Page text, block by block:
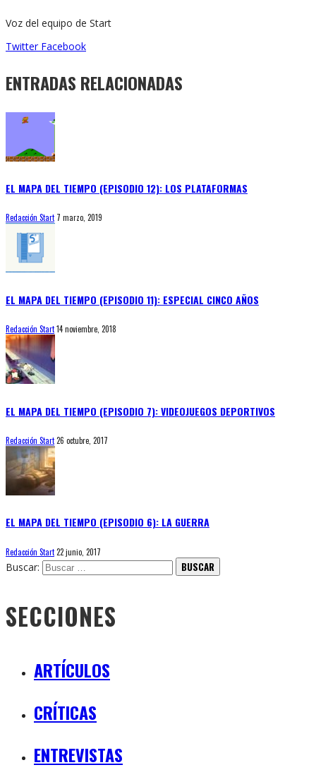
Voz del equipo de Start
Twitter Facebook
ENTRADAS RELACIONADAS
EL MAPA DEL TIEMPO (EPISODIO 12): LOS PLATAFORMAS
Redacción Start 7 marzo, 2019
EL MAPA DEL TIEMPO (EPISODIO 11): ESPECIAL CINCO AÑOS
Redacción Start14 noviembre, 2018
EL MAPA DEL TIEMPO (EPISODIO 7): VIDEOJUEGOS DEPORTIVOS
Redacción Start26 octubre, 2017
EL MAPA DEL TIEMPO (EPISODIO 6): LA GUERRA
Redacción Start22 junio, 2017
Buscar:
SECCIONES
ARTÍCULOS
CRÍTICAS
ENTREVISTAS